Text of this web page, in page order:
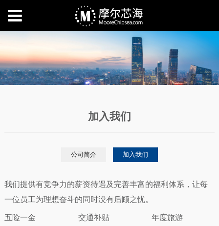
加入我们
公司简介 加入我们
我们提供有竞争力的薪资待遇及完善丰富的福利体系，让每
一位员工为理想奋斗的同时没有后顾之忧。
五险一金
交通补贴
年度旅游